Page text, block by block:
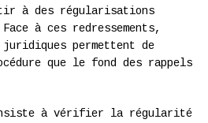
à des régularisations
à ces redressements,
juridiques permettent de
que le fond des rappels
à vérifier la régularité